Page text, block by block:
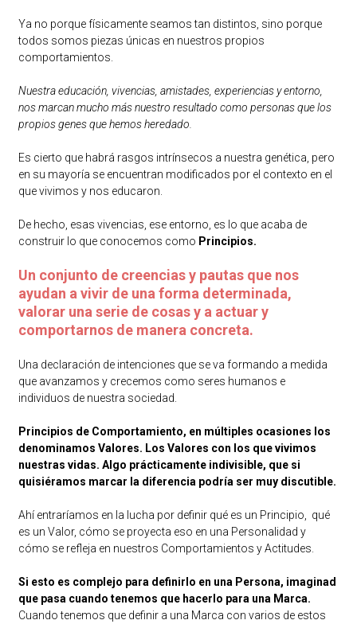
Ya no porque físicamente seamos tan distintos, sino porque
todos somos piezas únicas en nuestros propios
comportamientos.
Nuestra educación, vivencias, amistades, experiencias y entorno,
nos marcan mucho más nuestro resultado como personas que los
propios genes que hemos heredado.
Es cierto que habrá rasgos intrínsecos a nuestra genética, pero
en su mayoría se encuentran modificados por el contexto en el
que vivimos y nos educaron.
De hecho, esas vivencias, ese entorno, es lo que acaba de
construir lo que conocemos como Principios.
Un conjunto de creencias y pautas que nos
ayudan a vivir de una forma determinada,
valorar una serie de cosas y a actuar y
comportarnos de manera concreta.
Una declaración de intenciones que se va formando a medida
que avanzamos y crecemos como seres humanos e
individuos de nuestra sociedad.
Principios de Comportamiento, en múltiples ocasiones los
denominamos Valores. Los Valores con los que vivimos
nuestras vidas. Algo prácticamente indivisible, que si
quisiéramos marcar la diferencia podría ser muy discutible.
Ahí entraríamos en la lucha por definir qué es un Principio, qué
es un Valor, cómo se proyecta eso en una Personalidad y
cómo se refleja en nuestros Comportamientos y Actitudes.
Si esto es complejo para definirlo en una Persona, imaginad
que pasa cuando tenemos que hacerlo para una Marca.
Cuando tenemos que definir a una Marca con varios de estos